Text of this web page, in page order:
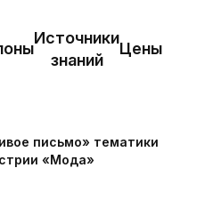
Источники
знаний
Цены
письмо» тематики
«Мода»